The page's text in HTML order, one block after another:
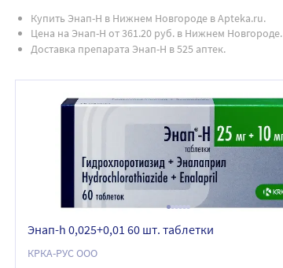
Купить Энап-H в Нижнем Новгороде в Apteka.ru.
Цена на Энап-H от 361.20 руб. в Нижнем Новгороде.
Доставка препарата Энап-H в 525 аптек.
Энап-h 0,025+0,01 60 шт. таблетки
КРКА-РУС ООО